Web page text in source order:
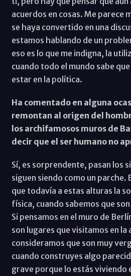
acuerdos en cosas. Me parece
se haya convertido en una
estamos hablando de un
eso es lo que me indigna, la
cuando todo el mundo sabe
estar en la política.
Ha comentado en alguna
remontan al origen del
los archifamosos muros de
decir que el ser humano no
Sí, es sorprendente, pasan los
siguen siendo como un parche.
que todavía a estas alturas la
física, cuando sabemos que
Si pensamos en el muro de
son lugares que visitamos en la
consideramos que son muy
cuando construyes algo
grave porque lo estás viviendo